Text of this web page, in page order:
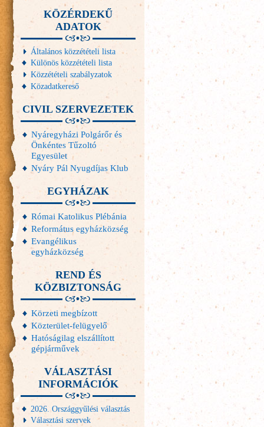
KÖZÉRDEKŰ
ADATOK
Általános közzétételi lista
Különös közzétételi lista
Közzétételi szabályzatok
Közadatkereső
CIVIL SZERVEZETEK
Nyáregyházi Polgárőr és
Önkéntes Tűzoltó
Egyesület
Nyáry Pál Nyugdíjas Klub
EGYHÁZAK
Római Katolikus Plébánia
Református egyházközség
Evangélikus
egyházközség
REND ÉS
KÖZBIZTONSÁG
Körzeti megbízott
Közterület-felügyelő
Hatóságilag elszállított
gépjárművek
VÁLASZTÁSI
INFORMÁCIÓK
2026. Országgyűlési választás
Választási szervek